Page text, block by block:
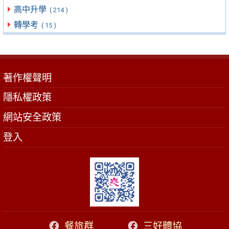
高中升學 ( 214 )
轉學考 ( 15 )
著作權聲明
隱私權政策
網站安全政策
登入
餐旅群 三好體協